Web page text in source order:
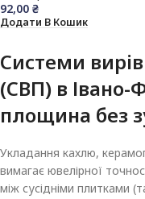
92,00 ₴
Додати В Кошик
Системи
(СВП) в Івано-
площина без
Укладання кахлю,
вимагає ювелірної
між сусідніми плитками